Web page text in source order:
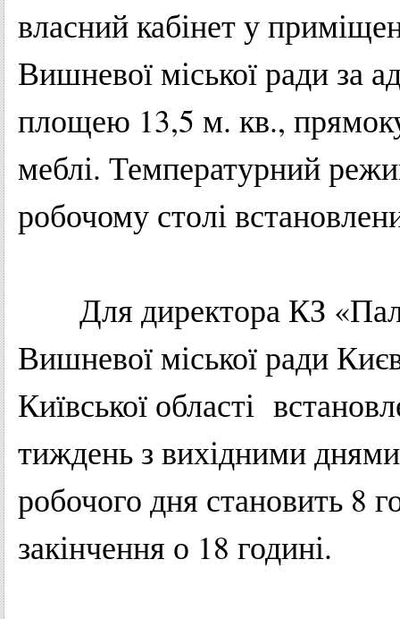
власнийкабінету
Вишневоїміськоїради за
площею 13,5 м. кв.,
меблі. Температурний
робочому столі
Для директора КЗ «
Вишневоїміськоїради
Київської області
тиждень з вихіднимиднями
робочого дня становить 8
закінчення о 18 годині.